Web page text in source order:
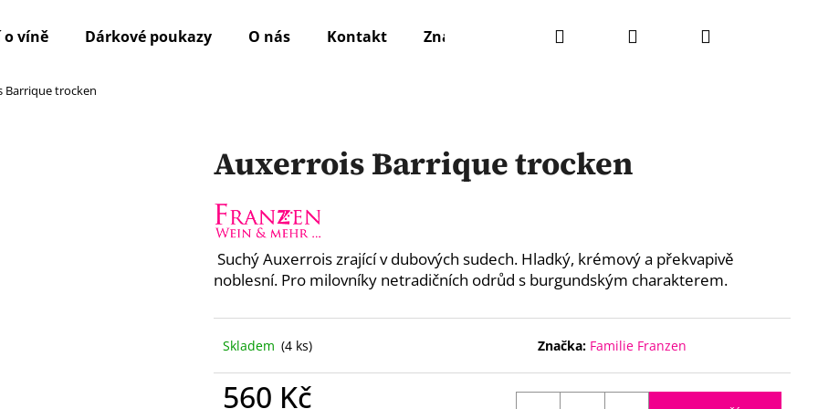
o víně Dárkové poukazy O nás Kontakt Značky Hledat PřihlášeníNákupní
Barrique trocken
Auxerrois Barrique trocken
Suchý Auxerrois zrající v dubových sudech. Hladký, krémový a překvapivě
noblesní. Pro milovníky netradičních odrůd s burgundským charakterem.
Skladem (4 ks) Značka: Familie Franzen
560 Kč
Co potřebujete najít?
HLEDAT